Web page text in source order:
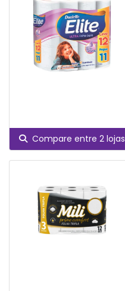
Compare entre 2 lojas